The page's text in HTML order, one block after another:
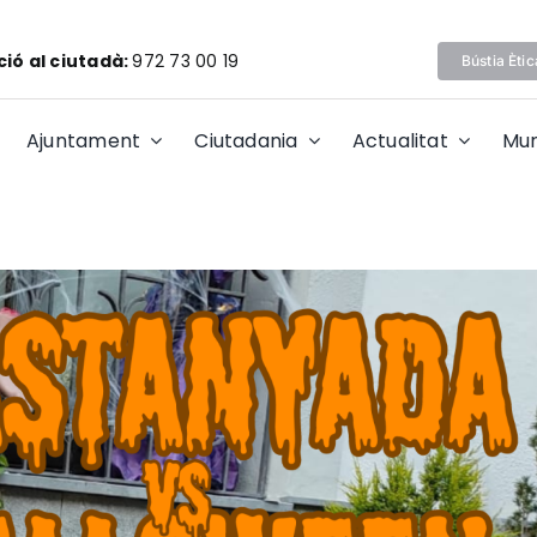
al ciutadà:972 73 00 19 Bústia
Ajuntament Ciutadania Actualitat